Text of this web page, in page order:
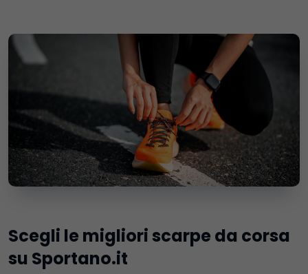
Scegli le migliori scarpe da corsa
su Sportano.it